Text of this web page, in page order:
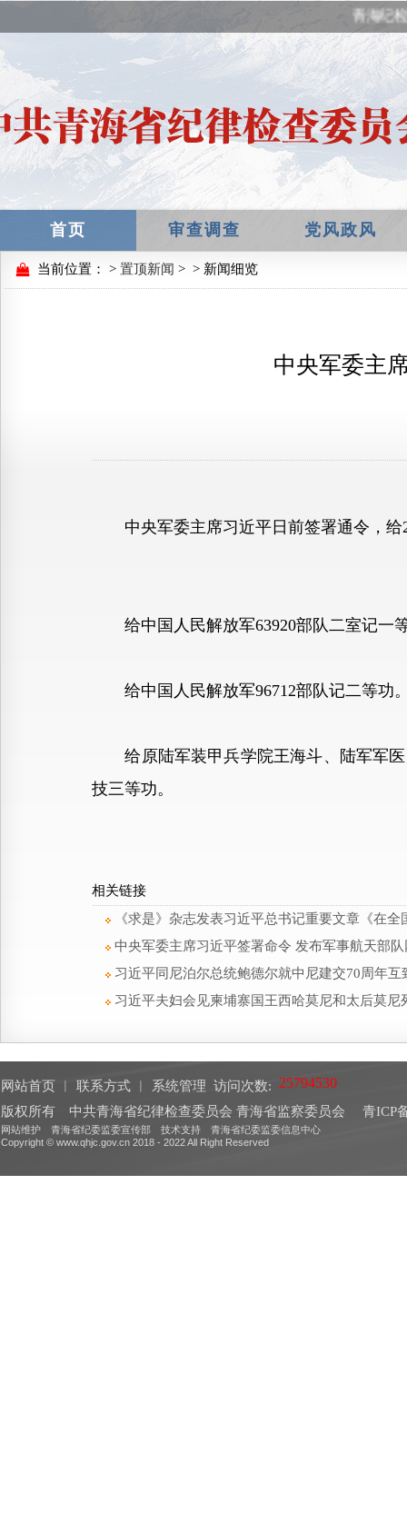
青海纪
首页 审查调查 党风政风
当前位置： > 置顶新闻 > > 新闻细览
中央军委主
中央军委主席习近平日前签署通令，给
给中国人民解放军63920部队二室记一
给中国人民解放军96712部队记二等功
给原陆军装甲兵学院王海斗、陆军军医
技三等功。
相关链接
《求是》杂志发表习近平总书记重要文章《在
中央军委主席习近平签署命令 发布军事航天部
习近平同尼泊尔总统鲍德尔就中尼建交70周年互
习近平夫妇会见柬埔寨国王西哈莫尼和太后莫尼
网站首页 联系方式 系统管理 访问次数:
版权所有 中共青海省纪律检查委员会 青海省监察委员会
青ICP
网站维护 青海省纪委监委宣传部 技术支持 青海省纪委监委信息中心
Copyright © www.qhjc.gov.cn 2018 - 2022 All Right Reserved